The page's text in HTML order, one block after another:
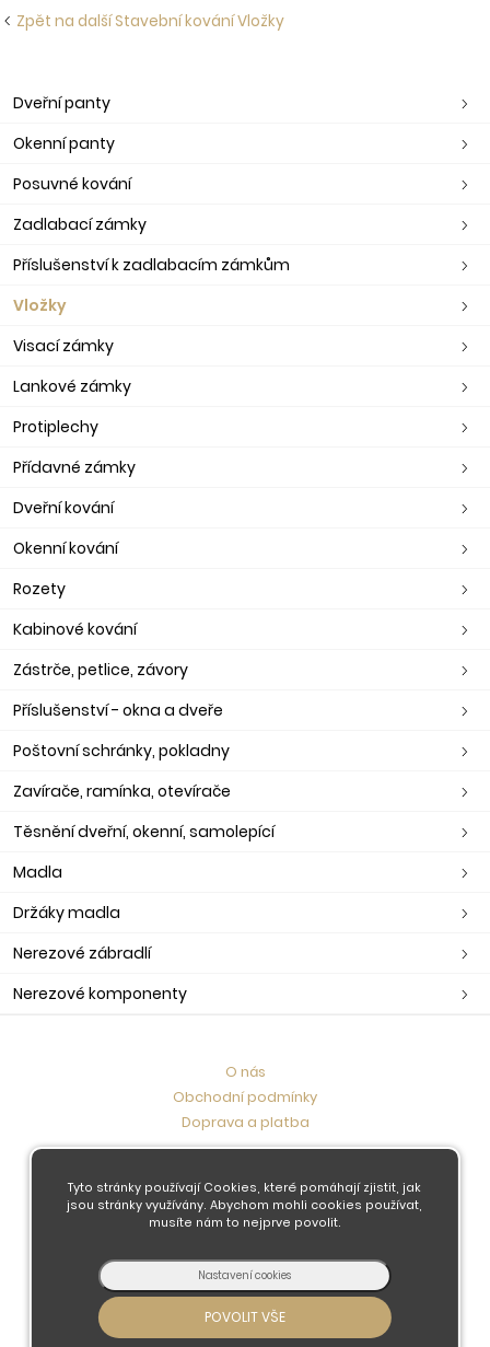
Zpět na další Stavební kování Vložky
Dveřní panty
Okenní panty
Posuvné kování
Zadlabací zámky
Příslušenství k zadlabacím zámkům
Vložky
Visací zámky
Lankové zámky
Protiplechy
Přídavné zámky
Dveřní kování
Okenní kování
Rozety
Kabinové kování
Zástrče, petlice, závory
Příslušenství - okna a dveře
Poštovní schránky, pokladny
Zavírače, ramínka, otevírače
Těsnění dveřní, okenní, samolepící
Madla
Držáky madla
Nerezové zábradlí
Nerezové komponenty
O nás
Obchodní podmínky
Doprava a platba
Kontaktujte nás
© 2026 - Developed by Insions.r.o. & Liberec
Tyto stránky používají Cookies, které pomáhají zjistit, jak
jsou stránky využívány. Abychom mohli cookies používat,
musíte nám to nejprve povolit.